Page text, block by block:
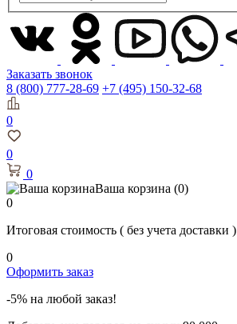
Заказать звонок
8 (800) 777-28-69 +7 (495) 150-32-68
0
0
0
Ваша корзина (0)
0
Итоговая стоимость ( без учета доставки )
0
Оформить заказ
-5% на любой заказ!